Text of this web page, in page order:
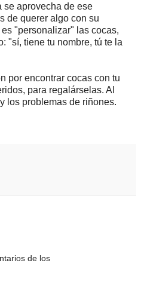
se aprovecha de ese
de querer algo con su
"personalizar" las cocas,
"sí, tiene tu nombre, tú te la
por encontrar cocas con tu
para regalárselas. Al
los problemas de riñones.
de los